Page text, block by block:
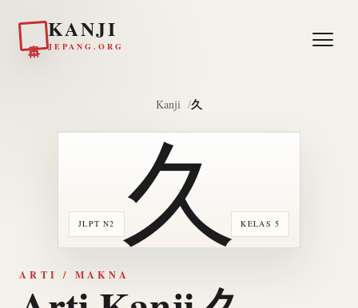
KANJI
JEPANG.ORG
Kanji 久
JLPT N2 KELAS 5
久
ARTI / MAKNA